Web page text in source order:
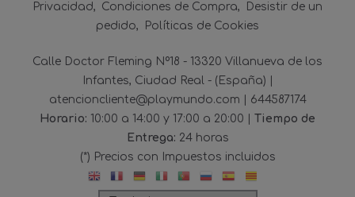
Privacidad
Condiciones de Compra
Desistir de un
pedido
Políticas de Cookies
Calle Doctor Fleming Nº18 - 13320 Villanueva de los
Infantes, Ciudad Real - (España) |
atencioncliente@playmundo.com | 644587174
Horario: 10:00 a 14:00 y 17:00 a 20:00 | Tiempo de
Entrega: 24 horas
(*) Precios con Impuestos incluidos